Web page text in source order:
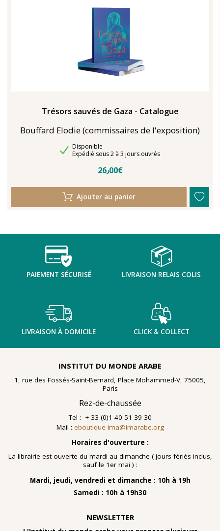
Trésors sauvés de Gaza - Catalogue
Bouffard Elodie (commissaires de l'exposition)
Disponibilité
Disponible
Délais de livraison
Expédié sous 2 à 3 jours ouvrés
26٫00€
Ajouter au panier
PAIEMENT SÉCURISÉ LIVRAISON RELAIS COLIS
LIVRAISON À DOMICILE CLICK & COLLECT
INSTITUT DU MONDE ARABE
1, rue des Fossés-Saint-Bernard, Place Mohammed-V, 75005,
Paris
Rez-de-chaussée
Tel : + 33 (0)1 40 51 39 30
Mail : eboutique-ima@imarabe.org
Horaires d'ouverture :
La librairie est ouverte du mardi au dimanche ( jours fériés inclus,
sauf le 1er mai ) :
Mardi, jeudi, vendredi et dimanche : 10h à 19h
Samedi : 10h à 19h30
NEWSLETTER